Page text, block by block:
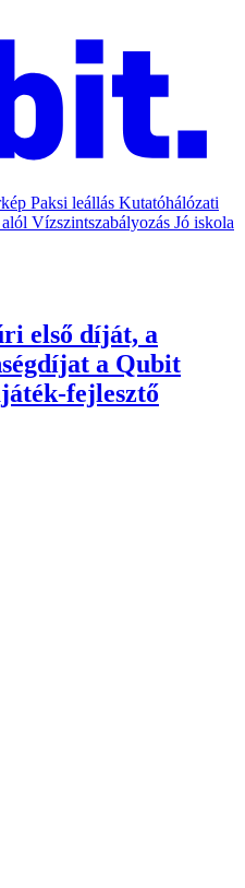
Paksi leállás Kutatóhálózati
Vízszintszabályozás Jó iskola
első díját, a
a Qubit
fejlesztő